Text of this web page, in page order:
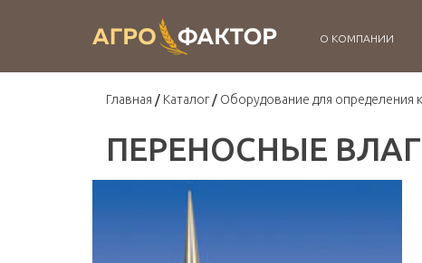
О КОМПАНИИ
Главная Каталог Оборудование для определения
ПЕРЕНОСНЫЕ